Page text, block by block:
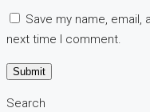
Save my name,
next time I comment.
Search